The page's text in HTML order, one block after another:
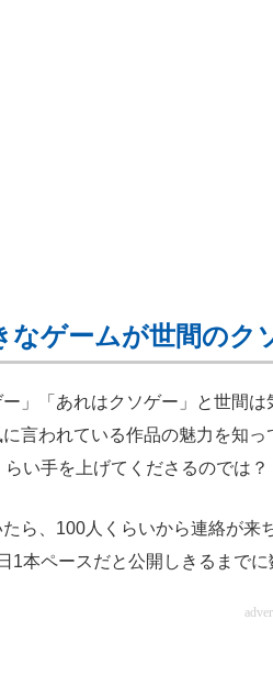
なゲームが世間のク
ー」「あれはクソゲー」と世間
に言われている作品の魅力を知
い手を上げてくださるのでは？
ら、100人くらいから連絡が来
1本ペースだと公開しきるまで